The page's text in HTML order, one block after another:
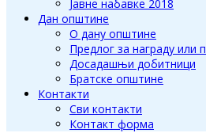
Јавне набавке 2018
Дан општине
О дану општине
Предлог за награду или
Досадашњи добитници
Братске општине
Контакти
Сви контакти
Контакт форма